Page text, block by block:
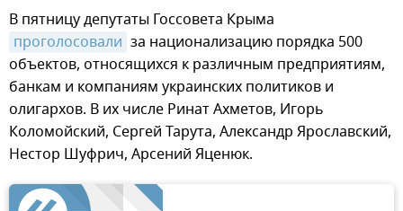
В пятницу депутаты Госсовета Крыма
проголосовали за национализацию порядка 500
объектов, относящихся к различным предприятиям,
банкам и компаниям украинских политиков и
олигархов. В их числе Ринат Ахметов, Игорь
Коломойский, Сергей Тарута, Александр Ярославский,
Нестор Шуфрич, Арсений Яценюк.